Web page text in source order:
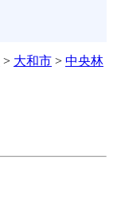
> 大和市 > 中央林